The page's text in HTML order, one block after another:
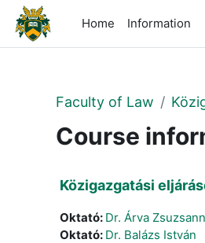
Skip to main content
Home
Information
Faculty of Law
Course
Közigazgatási
Oktató: Dr. Árva
Oktató: Dr. Balázs István